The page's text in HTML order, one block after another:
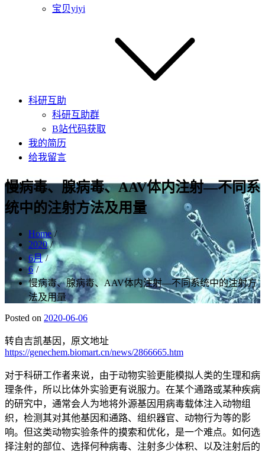
宝贝yiyi
科研互助
科研互助群
B站代码获取
我的简历
给我留言
慢病毒、腺病毒、AAV体内注射—不同系
统中的注射方法及用量
Home
2020
6月
6
慢病毒、腺病毒、AAV体内注射—不同系统中的注射方
法及用量
Posted on 2020-06-06
转自吉凯基因，原文地址
https://genechem.biomart.cn/news/2866665.htm
对于科研工作者来说，由于动物实验更能模拟人类的生理和病
理条件，所以比体外实验更有说服力。在某个通路或某种疾病
的研究中，通常会人为地将外源基因用病毒载体注入动物组
织，检测其对其他基因和通路、组织器官、动物行为等的影
响。但这类动物实验条件的摸索和优化，是一个难点。如何选
择注射的部位、选择何种病毒、注射多少体积、以及注射后的